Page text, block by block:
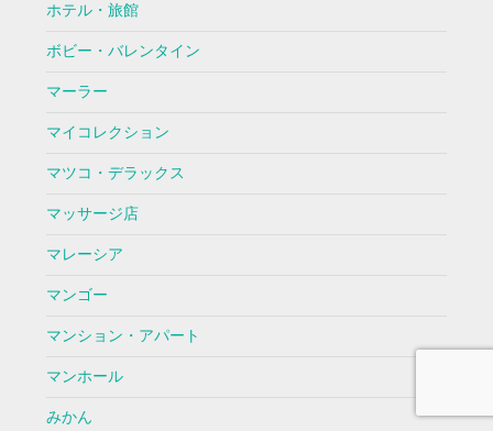
ホテル・旅館
ボビー・バレンタイン
マーラー
マイコレクション
マツコ・デラックス
マッサージ店
マレーシア
マンゴー
マンション・アパート
マンホール
みかん